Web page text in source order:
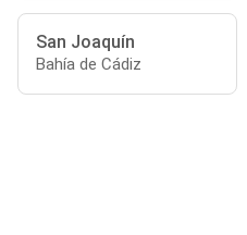
San Joaquín
Bahía de Cádiz